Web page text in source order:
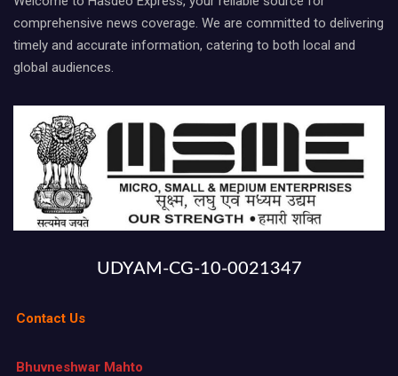
comprehensive news coverage. We are committed to delivering
timely and accurate information, catering to both local and
global audiences.
UDYAM-CG-10-0021347
Contact Us
Bhuvneshwar Mahto